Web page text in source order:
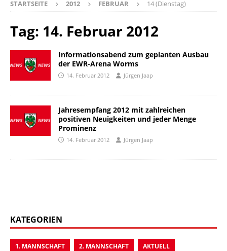
STARTSEITE 2012 FEBRUAR 14 (Dienstag)
Tag: 14. Februar 2012
Informationsabend zum geplanten Ausbau
der EWR-Arena Worms
14. Februar 2012 Jürgen Jaap
Jahresempfang 2012 mit zahlreichen
positiven Neuigkeiten und jeder Menge
Prominenz
14. Februar 2012 Jürgen Jaap
KATEGORIEN
1. MANNSCHAFT 2. MANNSCHAFT AKTUELL